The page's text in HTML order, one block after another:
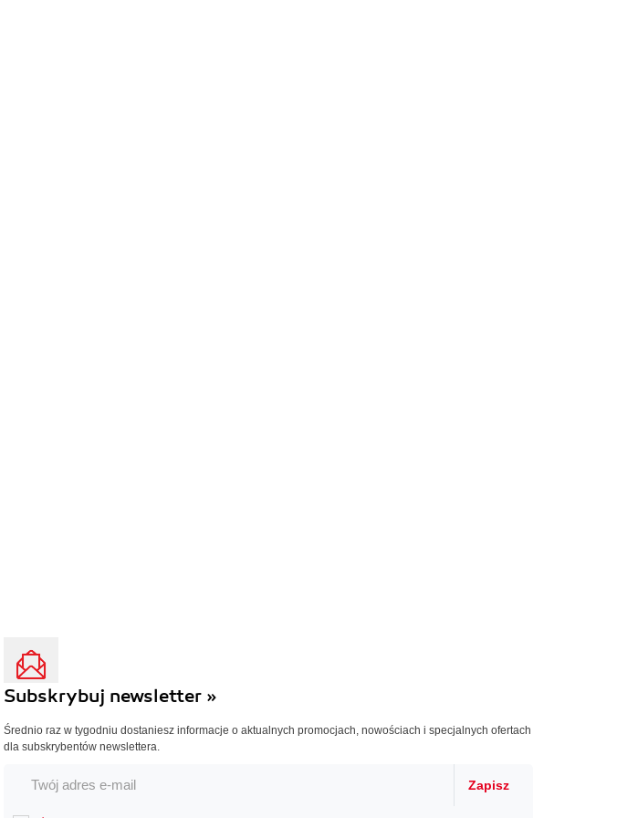
Subskrybuj newsletter »
Średnio raz w tygodniu dostaniesz informacje o aktualnych promocjach, nowościach i specjalnych ofertach
dla subskrybentów newslettera.
Zapisz